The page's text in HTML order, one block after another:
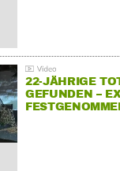
22-JÄHRIGE
GEFUNDEN –